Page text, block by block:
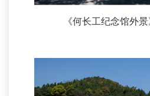
《何长工纪念馆外景